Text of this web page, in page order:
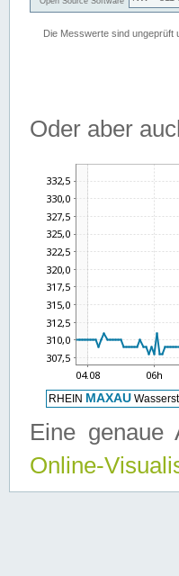
Oder aber
Eine genaue
Online-